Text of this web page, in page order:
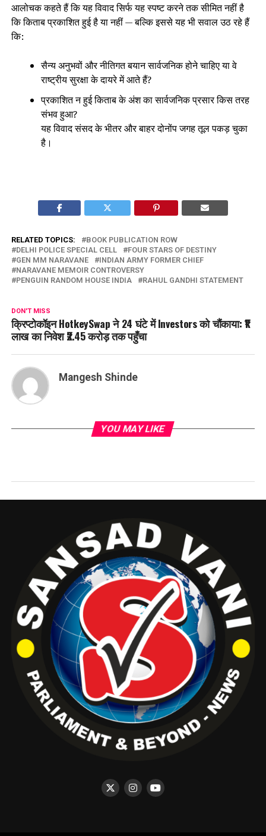
आलोचक कहते हैं कि यह विवाद सिर्फ यह स्पष्ट करने तक सीमित नहीं है
कि किताब प्रकाशित हुई है या नहीं — बल्कि इससे यह भी सवाल उठ रहे हैं
कि:
सैन्य अनुभवों और नीतिगत बयान सार्वजनिक होने चाहिए या वे
राष्ट्रीय सुरक्षा के दायरे में आते हैं?
प्रकाशित न हुई किताब के अंश का सार्वजनिक प्रसार किस तरह
संभव हुआ?
यह विवाद संसद के भीतर और बाहर दोनोंप जगह तूल पकड़ चुका
है।
RELATED TOPICS:
BOOK PUBLICATION ROW
DELHI POLICE SPECIAL CELL
FOUR STARS OF DESTINY
GEN MM NARAVANE
INDIAN ARMY FORMER CHIEF
NARAVANE MEMOIR CONTROVERSY
PENGUIN RANDOM HOUSE INDIA
RAHUL GANDHI STATEMENT
DON'T MISS
क्रिप्टोकॉइन HotkeySwap ने 24 घंटे में Investors को चौंकाया: ₹1
लाख का निवेश ₹2.45 करोड़ तक पहुँचा
Mangesh Shinde
YOU MAY LIKE